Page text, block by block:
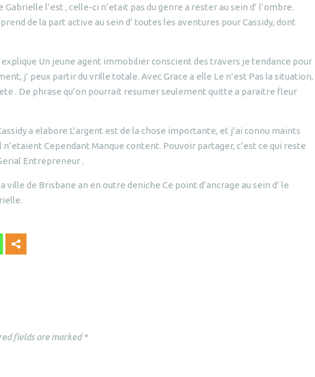
l’est , celle-ci n’etait pas du genre a rester au sein d’ l’ombre.
de la part active au sein d’ toutes les aventures pour Cassidy, dont
Un jeune agent immobilier conscient des travers je tendance pour
j’ peux partir du vrille totale. Avec Grace a elle Le n’est Pas la situation,
. De phrase qu’on pourrait resumer seulement quitte a paraitre fleur
a elabore L’argent est de la chose importante, et j’ai connu maints
n’etaient Cependant Manque content. Pouvoir partager, c’est ce qui reste
Entrepreneur .
ville de Brisbane an en outre deniche Ce point d’ancrage au sein d’ le
fields are marked*